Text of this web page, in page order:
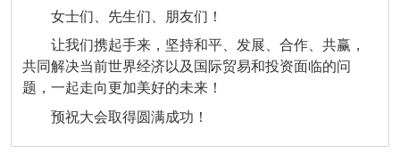
女士们、先生们、朋友们！
让我们携起手来，坚持和平、发展、合作、共赢，
共同解决当前世界经济以及国际贸易和投资面临的问
题，一起走向更加美好的未来！
预祝大会取得圆满成功！